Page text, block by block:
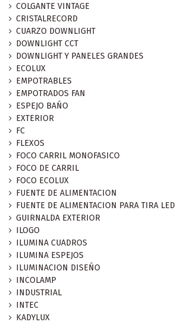
COLGANTE VINTAGE
CRISTALRECORD
CUARZO DOWNLIGHT
DOWNLIGHT CCT
DOWNLIGHT Y PANELES GRANDES
ECOLUX
EMPOTRABLES
EMPOTRADOS FAN
ESPEJO BAÑO
EXTERIOR
FC
FLEXOS
FOCO CARRIL MONOFASICO
FOCO DE CARRIL
FOCO ECOLUX
FUENTE DE ALIMENTACION
FUENTE DE ALIMENTACION PARA TIRA LED
GUIRNALDA EXTERIOR
ILOGO
ILUMINA CUADROS
ILUMINA ESPEJOS
ILUMINACION DISEÑO
INCOLAMP
INDUSTRIAL
INTEC
KADYLUX